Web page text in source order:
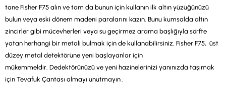
tane Fisher F75 alın ve tam da bunun için kullanın ilk altın yüzüğünüzü
bulun veya eski dönem madeni paralarını kazın. Bunu kumsalda altın
zincirler gibi mücevherleri veya su geçirmez arama başlığıyla sörfte
yatan herhangi bir metali bulmak için de kullanabilirsiniz. Fisher F75, üst
düzey metal detektörüne yeni başlayanlar için
mükemmeldir. Dedektörünüzü ve yeni hazinelerinizi yanınızda taşımak
için Tevafuk Çantası almayı unutmayın .